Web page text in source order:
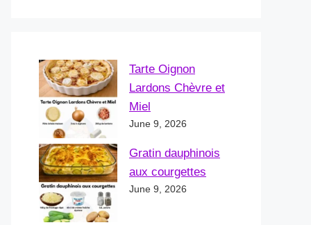
Tarte Oignon
Lardons Chèvre et
Miel
June 9, 2026
Gratin dauphinois
aux courgettes
June 9, 2026